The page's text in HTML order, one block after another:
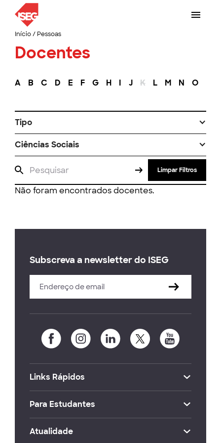
Início/ Pessoas
Docentes
A B C D E F G H I J K L M N O
Tipo
Ciências Sociais
Limpar Filtros
Não foram encontrados docentes.
Subscreva a newsletter do ISEG
Links Rápidos
Para Estudantes
Atualidade